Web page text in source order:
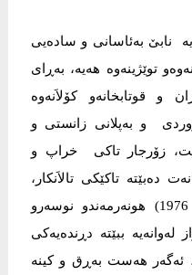
نابێ‌ به‌ئاسانی‌ و ساده‌یی‌
توێژینه‌وه‌ هه‌یه‌، به‌ڕای‌
و قوتابخانه‌و كۆلاَنه‌وه‌
و به‌پلانی‌ زانستی‌ و
زۆرجار تاكی‌ خراپ و
ده‌بێته‌ تاكێكی‌ تالاَنكار،
هه‌ربۆیه‌ (ئاگاتا كریستی‌ 1890- 1976) هونه‌رمه‌ندو نوسه‌رو
ببێته‌ دڕنده‌یه‌كی‌
ئه‌گه‌ر هه‌ست به‌ڕق و كینه‌